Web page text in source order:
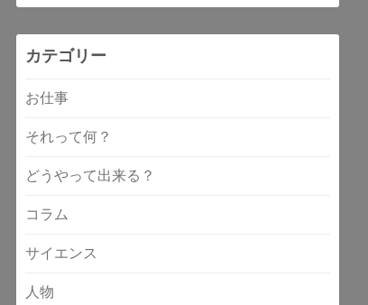
カテゴリー
お仕事
それって何？
どうやって出来る？
コラム
サイエンス
人物